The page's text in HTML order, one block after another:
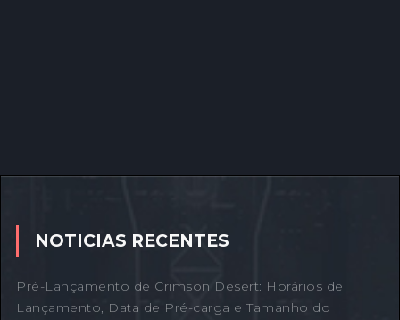
NOTICIAS RECENTES
Pré-Lançamento de Crimson Desert: Horários de
Lançamento, Data de Pré-carga e Tamanho do